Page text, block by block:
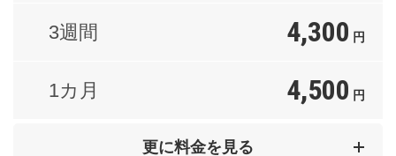
3週間 4,300 円
1カ月 4,500 円
更に料金を見る